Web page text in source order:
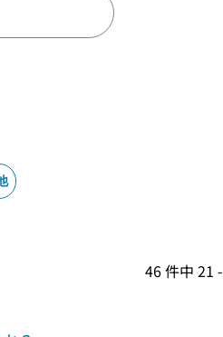
46 件中 21